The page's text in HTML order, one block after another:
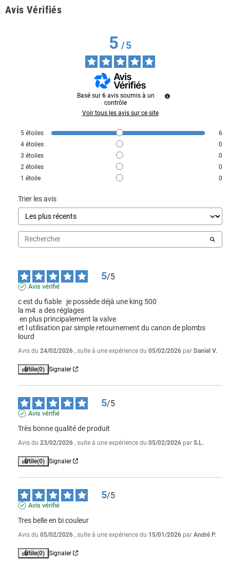
Avis Vérifiés
5/5
Basé sur 6 avis soumis à un
contrôle
Voir tous les avis sur ce site
5 étoiles
6
4 étoiles
0
3 étoiles
0
2 étoiles
0
1 étoile 0
Trier les avis
5/5
Avis vérifié
c est du fiable   je possède déjà une king 500
la m4  a des réglages
et l utilisation par simple retournement du canon de plombs
lourd
Avis du 24/02/2026 , suite à une expérience du 05/02/2026 par Daniel V.
Utile(0) Signaler
5/5
Avis vérifié
Très bonne qualité de produit
Avis du 23/02/2026 , suite à une expérience du 05/02/2026 par S.L.
Utile(0) Signaler
5/5
Avis vérifié
Tres belle en bi couleur
Avis du 05/02/2026 , suite à une expérience du 15/01/2026 par André P.
Utile(0) Signaler